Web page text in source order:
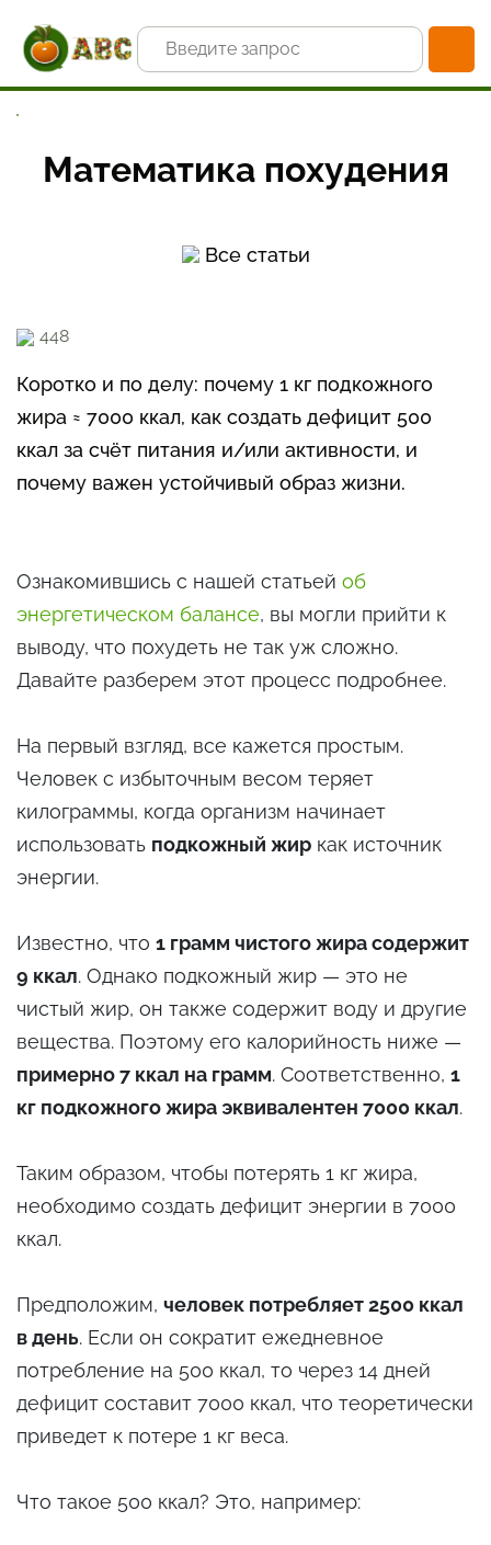
Главная Статьи и новости
Худеем правильно
Математика похудения
Математика похудения
Все статьи
448
Коротко и по делу: почему 1 кг подкожного
жира ≈ 7000 ккал, как создать дефицит 500
ккал за счёт питания и/или активности, и
почему важен устойчивый образ жизни.
Ознакомившись с нашей статьей об
энергетическом балансе, вы могли прийти к
выводу, что похудеть не так уж сложно.
Давайте разберем этот процесс подробнее.
На первый взгляд, все кажется простым.
Человек с избыточным весом теряет
килограммы, когда организм начинает
использовать подкожный жир как источник
энергии.
Известно, что 1 грамм чистого жира содержит
9 ккал. Однако подкожный жир — это не
чистый жир, он также содержит воду и другие
вещества. Поэтому его калорийность ниже —
примерно 7 ккал на грамм. Соответственно, 1
кг подкожного жира эквивалентен 7000 ккал.
Таким образом, чтобы потерять 1 кг жира,
необходимо создать дефицит энергии в 7000
ккал.
Предположим, человек потребляет 2500 ккал
в день. Если он сократит ежедневное
потребление на 500 ккал, то через 14 дней
дефицит составит 7000 ккал, что теоретически
приведет к потере 1 кг веса.
Что такое 500 ккал? Это, например: